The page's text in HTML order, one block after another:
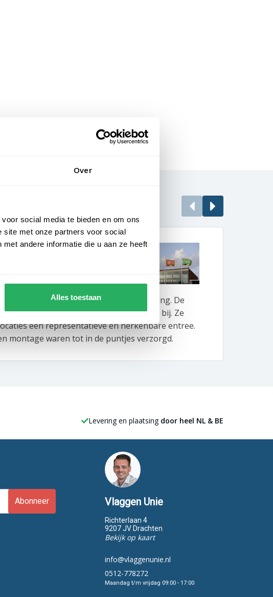
Over
social media te bieden en om ons
site met onze partners voor social
andere informatie die u aan ze heeft
Alles toestaan
en gastvrije uitstraling
draait alles om gastvrijheid en uitstraling. De
bij ons hotels dragen daar perfect aan bij. Ze
een representatieve en herkenbare entree.
montage waren tot in de puntjes verzorgd.
Levering en plaatsing door heel NL & BE
Abonneer Vlaggen Unie
Richterlaan 4
9207 JV Drachten
Bekijk op kaart
info@vlaggenunie.nl
0512-778272
Maandag t/m vrijdag 09:00 - 17:00